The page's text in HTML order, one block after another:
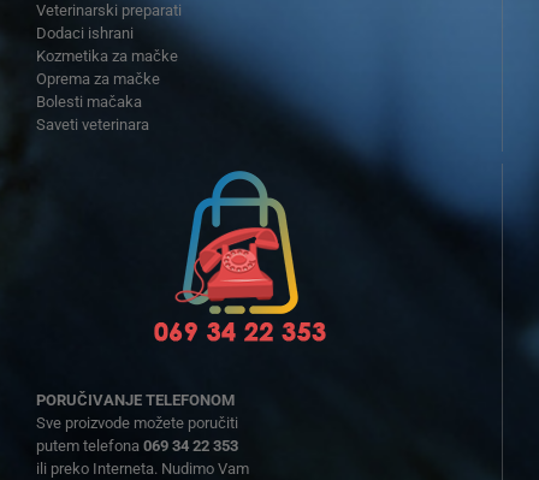
Veterinarski preparati
Dodaci ishrani
Kozmetika za mačke
Oprema za mačke
Bolesti mačaka
Saveti veterinara
PORUČIVANJE TELEFONOM
Sve proizvode možete poručiti
putem telefona 069 34 22 353
ili preko Interneta. Nudimo Vam